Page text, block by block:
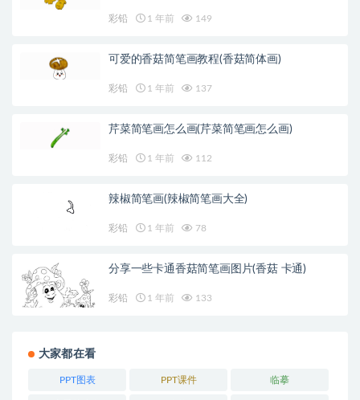
彩铅 1 年前 149
可爱的香菇简笔画教程(香菇简体画)
彩铅 1 年前 137
芹菜简笔画怎么画(芹菜简笔画怎么画)
彩铅 1 年前 112
辣椒简笔画(辣椒简笔画大全)
彩铅 1 年前 78
分享一些卡通香菇简笔画图片(香菇 卡通)
彩铅 1 年前 133
大家都在看
PPT图表 PPT课件 临摹